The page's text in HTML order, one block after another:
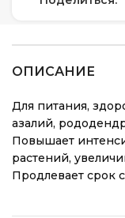
ОПИСАНИЕ
Для питания,
азалий,
Повышает
растений,
Продлевает срок